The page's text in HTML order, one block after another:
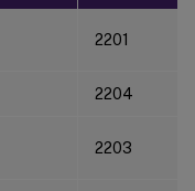
2201
2204
2203